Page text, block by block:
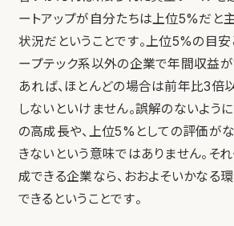
ートアップが自分たちは上位5%だと
状況だということです。上位5%の目安
ープテック系以外の企業で年間収益
あれば、ほとんどの場合は前年比3倍
しないといけません。誤解のないよう
の高成長や、上位5%としての評価が
きないという意味ではありません。そ
成できる企業なら、おおよそいかなる
できるということです。